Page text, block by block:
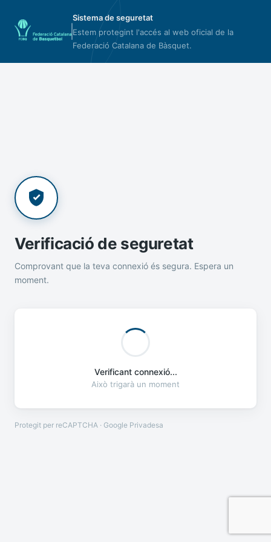
Sistema de seguretat
Estem protegint l'accés al web oficial de la
Federació Catalana de Bàsquet.
Verificació de seguretat
Comprovant que la teva connexió és segura. Espera un
moment.
Verificant connexió...
Això trigarà un moment
Protegit per reCAPTCHA · Google Privadesa